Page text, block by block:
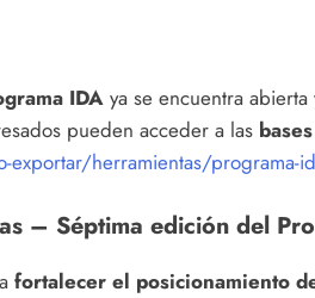
IDA ya se encuentra
pueden acceder a las
herramientas/programa-
– Séptima edición del
fortalecer el posicionamiento